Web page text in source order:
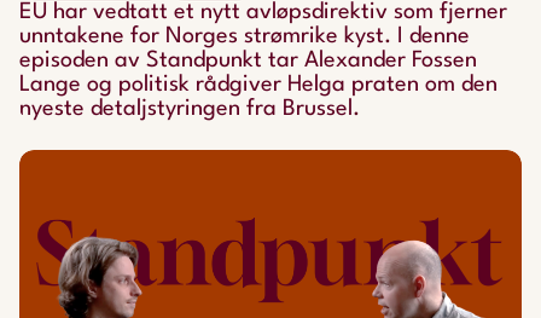
EU har vedtatt et nytt avløpsdirektiv som fjerner
unntakene for Norges strømrike kyst. I denne
episoden av Standpunkt tar Alexander Fossen
Lange og politisk rådgiver Helga praten om den
nyeste detaljstyringen fra Brussel.